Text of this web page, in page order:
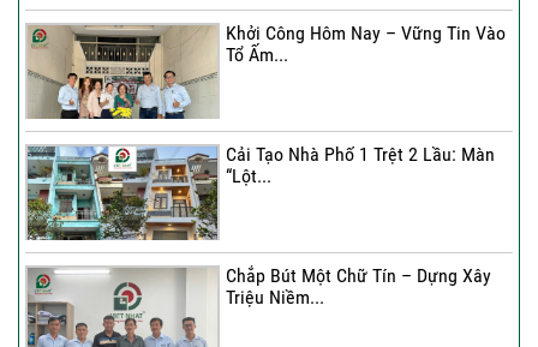
Khởi Công Hôm Nay – Vững Tin Vào
Tổ Ấm...
Cải Tạo Nhà Phố 1 Trệt 2 Lầu: Màn
“Lột...
Chắp Bút Một Chữ Tín – Dựng Xây
Triệu Niềm...